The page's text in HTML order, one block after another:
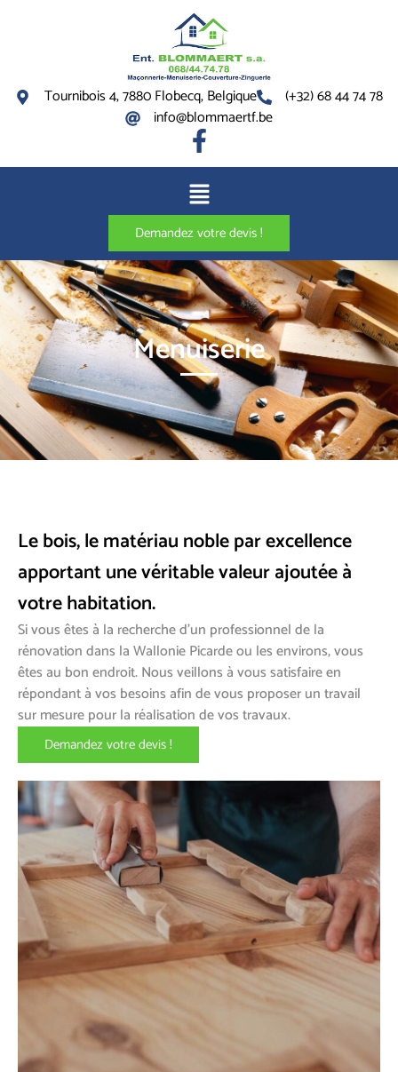
Tournibois 4, 7880 Flobecq, Belgique
(+32) 68 44 74 78
info@blommaertf.be
Demandez votre devis !
Menuiserie
Le bois, le matériau noble par excellence
apportant une véritable valeur ajoutée à
votre habitation.
Si vous êtes à la recherche d’un professionnel de la
rénovation dans la Wallonie Picarde ou les environs, vous
êtes au bon endroit. Nous veillons à vous satisfaire en
répondant à vos besoins afin de vous proposer un travail
sur mesure pour la réalisation de vos travaux.
Demandez votre devis !